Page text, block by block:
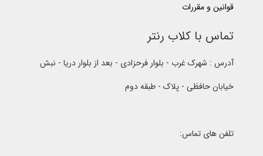
قوانین و مقررات
تماس با کلاب رنتر
آدرس : شهرک غرب - بلوار فرحزادی - بعد از بلوار دریا - نبش
خیابان حافظی - پلاک - طبقه دوم
تلفن های تماس: